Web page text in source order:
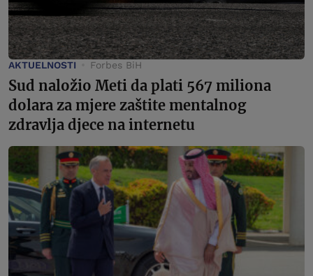
AKTUELNOSTI Forbes BiH
Sud naložio Meti da plati 567 miliona
dolara za mjere zaštite mentalnog
zdravlja djece na internetu